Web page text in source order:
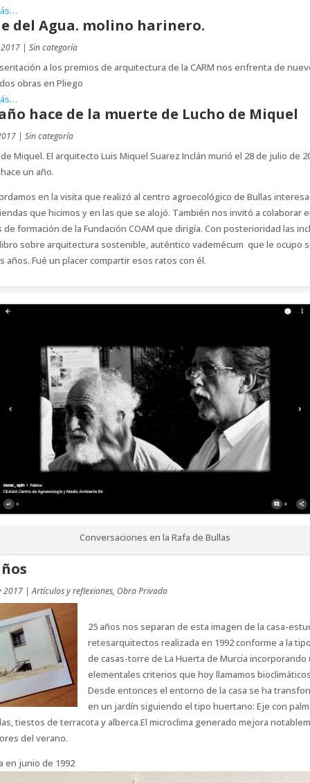
del Agua. molino harinero.
| Sin categoría
a los premios de arquitectura de la CARM nos enfrenta de
obras en Pliego
hace de la muerte de Lucho de Miquel
| Sin categoría
Miquel. El arquitecto Luis Miquel Suarez Inclán murió el 28 de julio de
un año.
en la visita que realizó al centro agroecológico de Bullas
que hicimos y en las que se alojó. También nos invitó a colaborar
de formación de la Fundación COAM que dirigía. Con posterioridad las
sobre arquitectura sostenible, auténtico vademécum que le ocupo
años. Fué un placer compartir esos ratos con él.
Conversaciones en la Rafa de Bullas
2017 |Artículos y reflexiones, Obra Privada
25 años nos separan de esta imagen de la casa-
retesarquitectos realizada en 1992 conforme a la
de casas-torre de La Huerta de Murcia incorporando
elementales criterios que hoy llamamos
Desde entonces el entorno de la casa se ha
en un jardín siguiendo el tipo huertano: Eje con
tiestos de terracota y alberca.El microclima generado mejora
del verano.
en junio de 1992